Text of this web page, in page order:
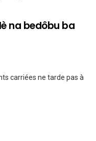
na bedôbu ba
carriées ne tarde pas à